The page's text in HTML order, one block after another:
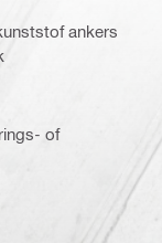
ankers
of